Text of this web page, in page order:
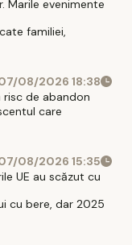
Marile evenimente
familiei,
08/2026 18:38
risc de abandon
care
08/2026 15:35
UE au scăzut cu
cu bere, dar 2025